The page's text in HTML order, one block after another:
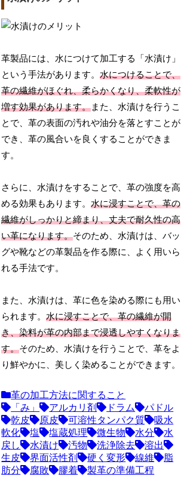
革製品には、水につけて加工する「水漬け」
という手法があります。水につけることで、
革の繊維がほぐれ、柔らかくなり、柔軟性が
増す効果があります。また、水漬けを行うこ
とで、革の表面の汚れや油分を落とすことが
でき、革の風合いを良くすることができま
す。
さらに、水漬けをすることで、革の強度を高
める効果もあります。水に浸すことで、革の
繊維がしっかりと締まり、丈夫で耐久性の高
い革になります。そのため、水漬けは、バッ
グや靴などの革製品を作る際に、よく用いら
れる手法です。
また、水漬けは、革に色を染める際にも用い
られます。水に浸すことで、革の繊維が開
き、染料が革の内部まで浸透しやすくなりま
す。そのため、水漬けを行うことで、革をよ
り鮮やかに、美しく染めることができます。
革の加工方法に関すること
「み」
アルカリ剤 ドラム
パドル
乾皮
原皮 可溶性タンパク質
吸水
軟化
塩 塩蔵処理 微生物 水分
水
戻し
水漬け 汚物 洗浄除去
溶出
生皮
界面活性剤 硬く変形 線維
脂
肪分
腐敗 膠着
製革の準備工程